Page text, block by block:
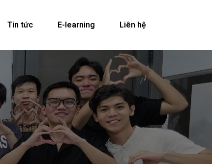
Tin tức E-learning Liên hệ